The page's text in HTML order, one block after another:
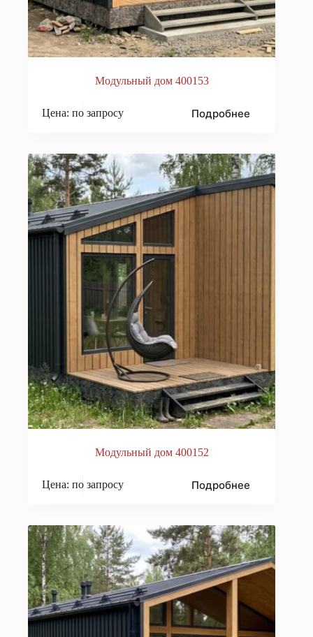
Модульный дом 400153
Цена: по запросу Подробнее
Модульный дом 400152
Цена: по запросу Подробнее